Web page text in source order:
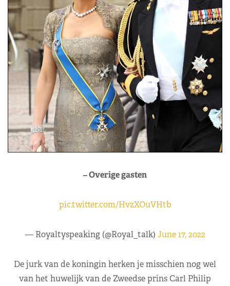
– Overige gasten
pic.twitter.com/HvzXOuVHtb
— Royaltyspeaking (@Royal_talk) June 17, 2022
De jurk van de koningin herken je misschien nog wel
van het huwelijk van de Zweedse prins Carl Philip